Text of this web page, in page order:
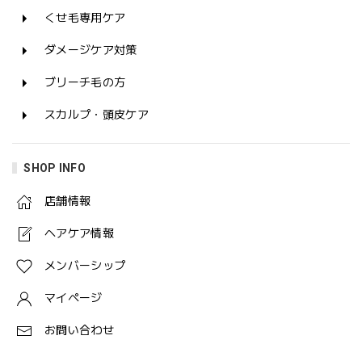
くせ毛専用ケア
ダメージケア対策
ブリーチ毛の方
スカルプ・頭皮ケア
SHOP INFO
店舗情報
ヘアケア情報
メンバーシップ
マイページ
お問い合わせ